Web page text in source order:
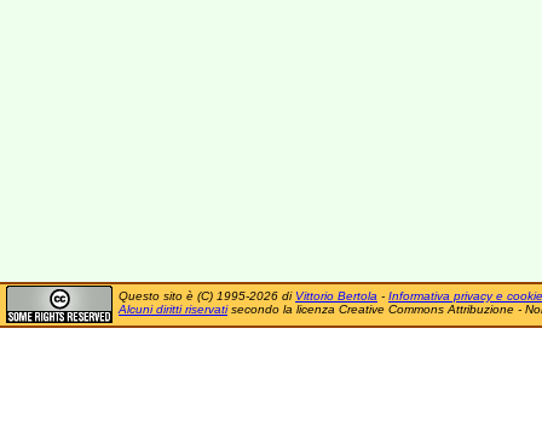
Questo sito è (C) 1995-2026 di Vittorio Bertola - Informativa privacy e cookie
Alcuni diritti riservatisecondo la licenza Creative Commons Attribuzione -